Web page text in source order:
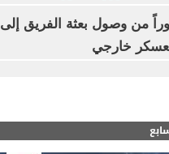
من وصول بعثة الفريق إلى
معسكر خارجي